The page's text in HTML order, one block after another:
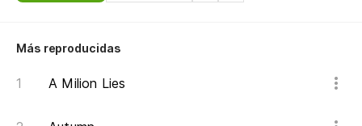
Más reproducidas
A Milion Lies